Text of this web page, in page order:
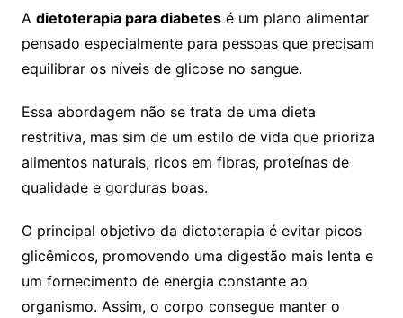
A dietoterapia para diabetesé um plano alimentar
pensado especialmente para pessoas que precisam
equilibrar os níveis de glicose no sangue.
Essa abordagem não se trata de uma dieta
restritiva, mas sim de um estilo de vida que prioriza
alimentos naturais, ricos em fibras, proteínas de
qualidade e gorduras boas.
O principal objetivo da dietoterapia é evitar picos
glicêmicos, promovendo uma digestão mais lenta e
um fornecimento de energia constante ao
organismo. Assim, o corpo consegue manter o